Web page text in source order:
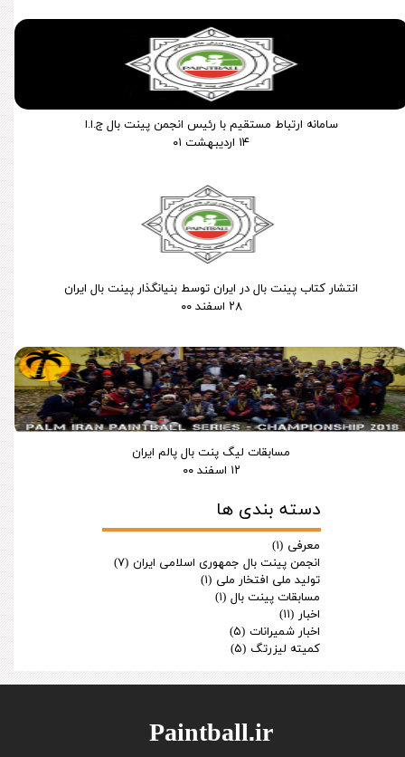
سامانه ارتباط مستقیم با رئیس انجمن پینت بال ج.ا.ا
۱۴ اردیبهشت ۰۱
انتشار کتاب پینت بال در ایران توسط بنیانگذار پینت بال ایران
۲۸ اسفند ۰۰
مسابقات لیگ پنت بال پالم ایران
۱۲ اسفند ۰۰
دسته بندی ها
معرفی (۱)
انجمن پینت بال جمهوری اسلامی ایران (۷)
تولید ملی افتخار ملی (۱)
مسابقات پینت بال (۱)
اخبار (۱۱)
اخبار شمیرانات (۵)
کمیته لیزرتگ (۵)
Paintball.ir